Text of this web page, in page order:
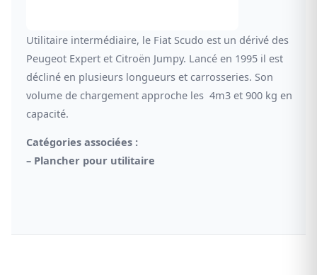
Utilitaire intermédiaire, le Fiat Scudo est un dérivé des
Peugeot Expert et Citroën Jumpy. Lancé en 1995 il est
décliné en plusieurs longueurs et carrosseries. Son
volume de chargement approche les 4m3 et 900 kg en
capacité.
Catégories associées :
– Plancher pour utilitaire